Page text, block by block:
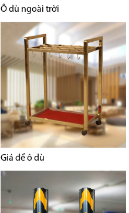
Ô dù ngoài trời
Giá để ô dù